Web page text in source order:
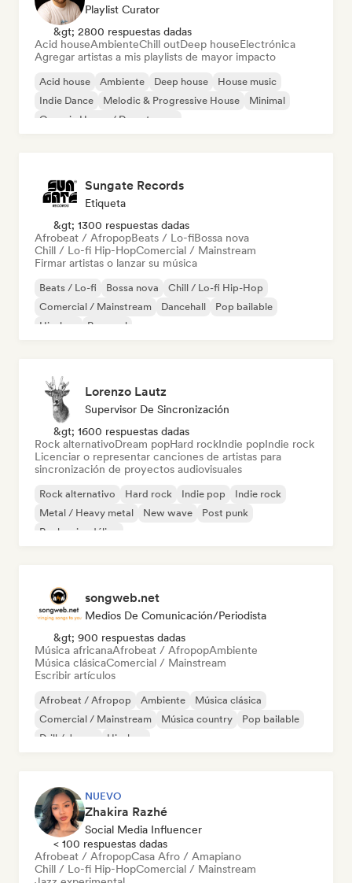
Playlist Curator
&gt; 2800 respuestas dadas
Acid houseAmbienteChill outDeep houseElectrónica
Agregar artistas a mis playlists de mayor impacto
Acid house Ambiente Deep house
House music
Indie Dance
Melodic & Progressive House
Minimal
Organic House / Downtempo
Sungate Records
Etiqueta
&gt; 1300 respuestas dadas
Afrobeat / AfropopBeats / Lo-fiBossa nova
Chill / Lo-fi Hip-HopComercial / Mainstream
Firmar artistas o lanzar su música
Beats / Lo-fi Bossa nova
Chill / Lo-fi Hip-Hop
Comercial / Mainstream
Dancehall
Pop bailable
Hip-hop
Pop soul
Lorenzo Lautz
Supervisor De Sincronización
&gt; 1600 respuestas dadas
Rock alternativoDream popHard rockIndie popIndie rock
Licenciar o representar canciones de artistas para
sincronización de proyectos audiovisuales
Rock alternativo Hard rock Indie pop
Indie rock
Metal / Heavy metal
New wave
Post punk
Rock psicodélico
songweb.net
Medios De Comunicación/Periodista
&gt; 900 respuestas dadas
Música africanaAfrobeat / AfropopAmbiente
Música clásicaComercial / Mainstream
Escribir artículos
Afrobeat / Afropop Ambiente
Música clásica
Comercial / Mainstream
Música country
Pop bailable
Drill / Jersey
Hip-hop
NUEVO
Zhakira Razhé
Social Media Influencer
< 100 respuestas dadas
Afrobeat / AfropopCasa Afro / Amapiano
Chill / Lo-fi Hip-HopComercial / Mainstream